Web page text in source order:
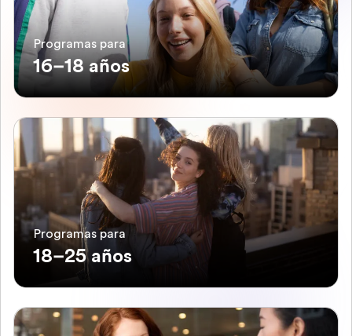
Programas para
16–18 años
Programas para
18–25 años